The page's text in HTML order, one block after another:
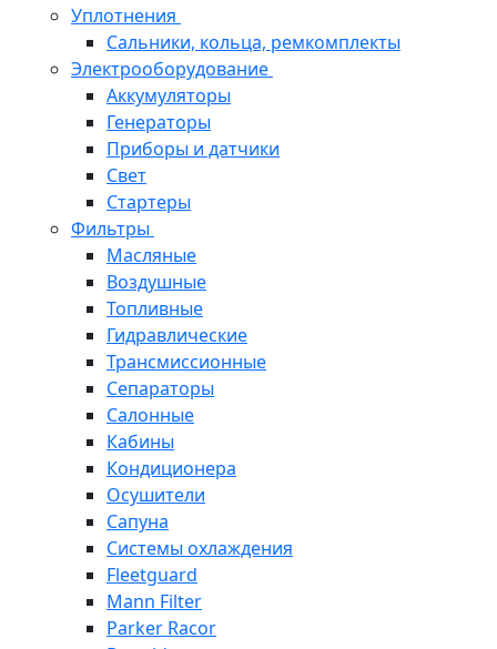
Уплотнения
Сальники, кольца, ремкомплекты
Электрооборудование
Аккумуляторы
Генераторы
Приборы и датчики
Свет
Стартеры
Фильтры
Масляные
Воздушные
Топливные
Гидравлические
Трансмиссионные
Сепараторы
Салонные
Кабины
Кондиционера
Осушители
Сапуна
Системы охлаждения
Fleetguard
Mann Filter
Parker Racor